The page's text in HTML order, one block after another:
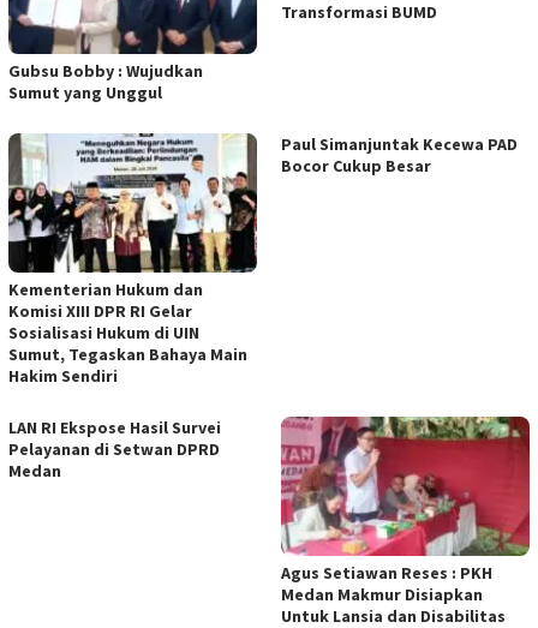
Gubsu Bobby : Wujudkan
Sumut yang Unggul
Transformasi BUMD
Kementerian Hukum dan
Komisi XIII DPR RI Gelar
Sosialisasi Hukum di UIN
Sumut, Tegaskan Bahaya Main
Hakim Sendiri
Paul Simanjuntak Kecewa PAD
Bocor Cukup Besar
LAN RI Ekspose Hasil Survei
Pelayanan di Setwan DPRD
Medan
Agus Setiawan Reses : PKH
Medan Makmur Disiapkan
Untuk Lansia dan Disabilitas